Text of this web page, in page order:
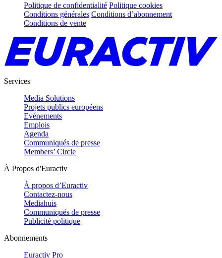
Politique de confidentialité Politique cookies
Conditions générales Conditions d’abonnement
Conditions de vente
Services
Media Solutions
Projets publics européens
Evénements
Emplois
Agenda
Communiqués de presse
Members’ Circle
À Propos d'Euractiv
À propos d’Euractiv
Contactez-nous
Mediahuis
Communiqués de presse
Publicité politique
Abonnements
Euractiv Pro